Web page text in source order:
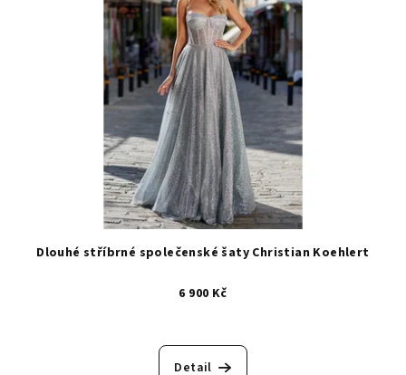
Dlouhé stříbrné společenské šaty Christian Koehlert
6 900 Kč
Detail